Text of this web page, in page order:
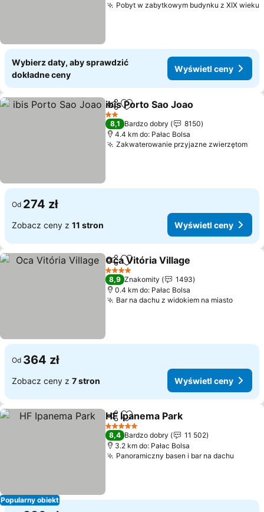
Pobyt w zabytkowym budynku z XIX wieku
Wybierz daty, aby sprawdzić
dokładne ceny
Wyświetl ceny
Udostępnij
Dodaj do ulubionych
ibis Porto Sao Joao
2 Kategoria
8,1 Bardzo dobry
8150
4.4 km do: Pałac Bolsa
Zakwaterowanie przyjazne zwierzętom
Od 274 zł
Zobacz ceny z 11 stron Wyświetl ceny
UdostępnijDodaj do ulubionych
Oca Vitória Village
4 Kategoria
8,9 Znakomity
1493
0.4 km do: Pałac Bolsa
Bar na dachu z widokiem na miasto
Od 364 zł
Zobacz ceny z 7 stron Wyświetl ceny
Popularny obiekt
Udostępnij
Dodaj do ulubionych
HF Ipanema Park
5 Kategoria
8,4 Bardzo dobry
11 502
3.2 km do: Pałac Bolsa
Panoramiczny basen i bar na dachu